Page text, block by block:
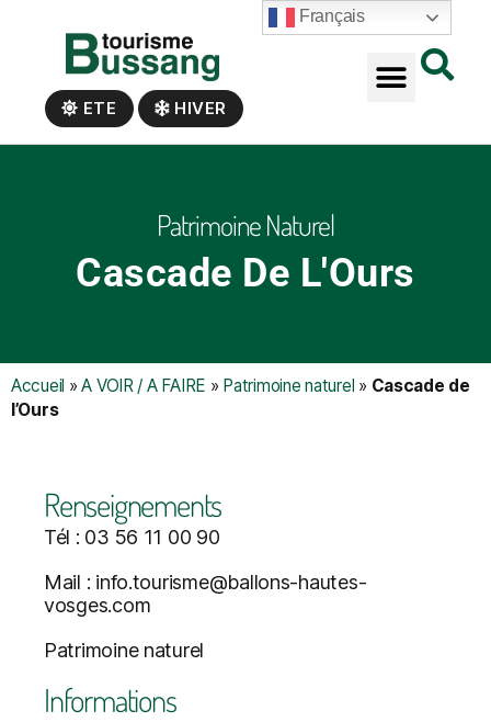
ETE HIVER
Patrimoine Naturel
Cascade De L'Ours
Accueil »A VOIR / A FAIRE » Patrimoine naturel » Cascade de
l’Ours
Renseignements
Tél : 03 56 11 00 90
Mail : info.tourisme@ballons-hautes-
vosges.com
Patrimoine naturel
Informations
Français
Panneau de gestion des cookies